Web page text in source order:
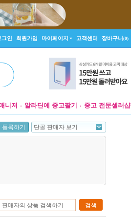
그인 회원가입 마이페이지 고객센터 장바구니(0)
니저 알라딘에 중고팔기 중고 전문셀러샵
등록하기 단골 판매자 보기
검색